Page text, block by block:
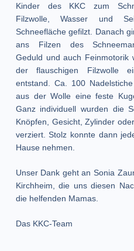
Kinder des KKC zum
Filzwolle, Wasser und
Schneefläche gefilzt. Danach
ans Filzen des
Geduld und auch
der flauschigen Filzwolle
entstand. Ca. 100
aus der Wolle eine feste
Ganz individuell wurden die
Knöpfen, Gesicht, Zylinder
verziert. Stolz konnte dann
Hause nehmen.
Unser Dank geht an Sonia
Kirchheim, die uns diesen
die helfenden Mamas.
Das KKC-Team